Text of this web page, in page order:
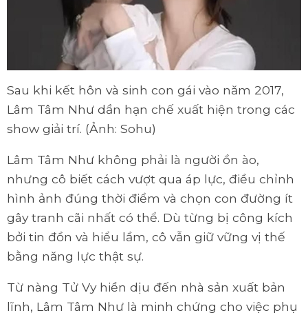
Sau khi kết hôn và sinh con gái vào năm 2017,
Lâm Tâm Như dần hạn chế xuất hiện trong các
show giải trí. (Ảnh: Sohu)
Lâm Tâm Như không phải là người ồn ào,
nhưng cô biết cách vượt qua áp lực, điều chỉnh
hình ảnh đúng thời điểm và chọn con đường ít
gây tranh cãi nhất có thể. Dù từng bị công kích
bởi tin đồn và hiểu lầm, cô vẫn giữ vững vị thế
bằng năng lực thật sự.
Từ nàng Tử Vy hiền dịu đến nhà sản xuất bản
lĩnh, Lâm Tâm Như là minh chứng cho việc phụ